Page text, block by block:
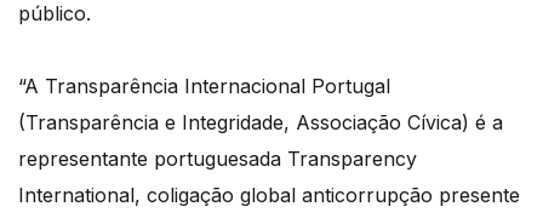
público.
“A Transparência Internacional Portugal
(Transparência e Integridade, Associação Cívica) é a
representante portuguesada Transparency
International, coligação global anticorrupção presente